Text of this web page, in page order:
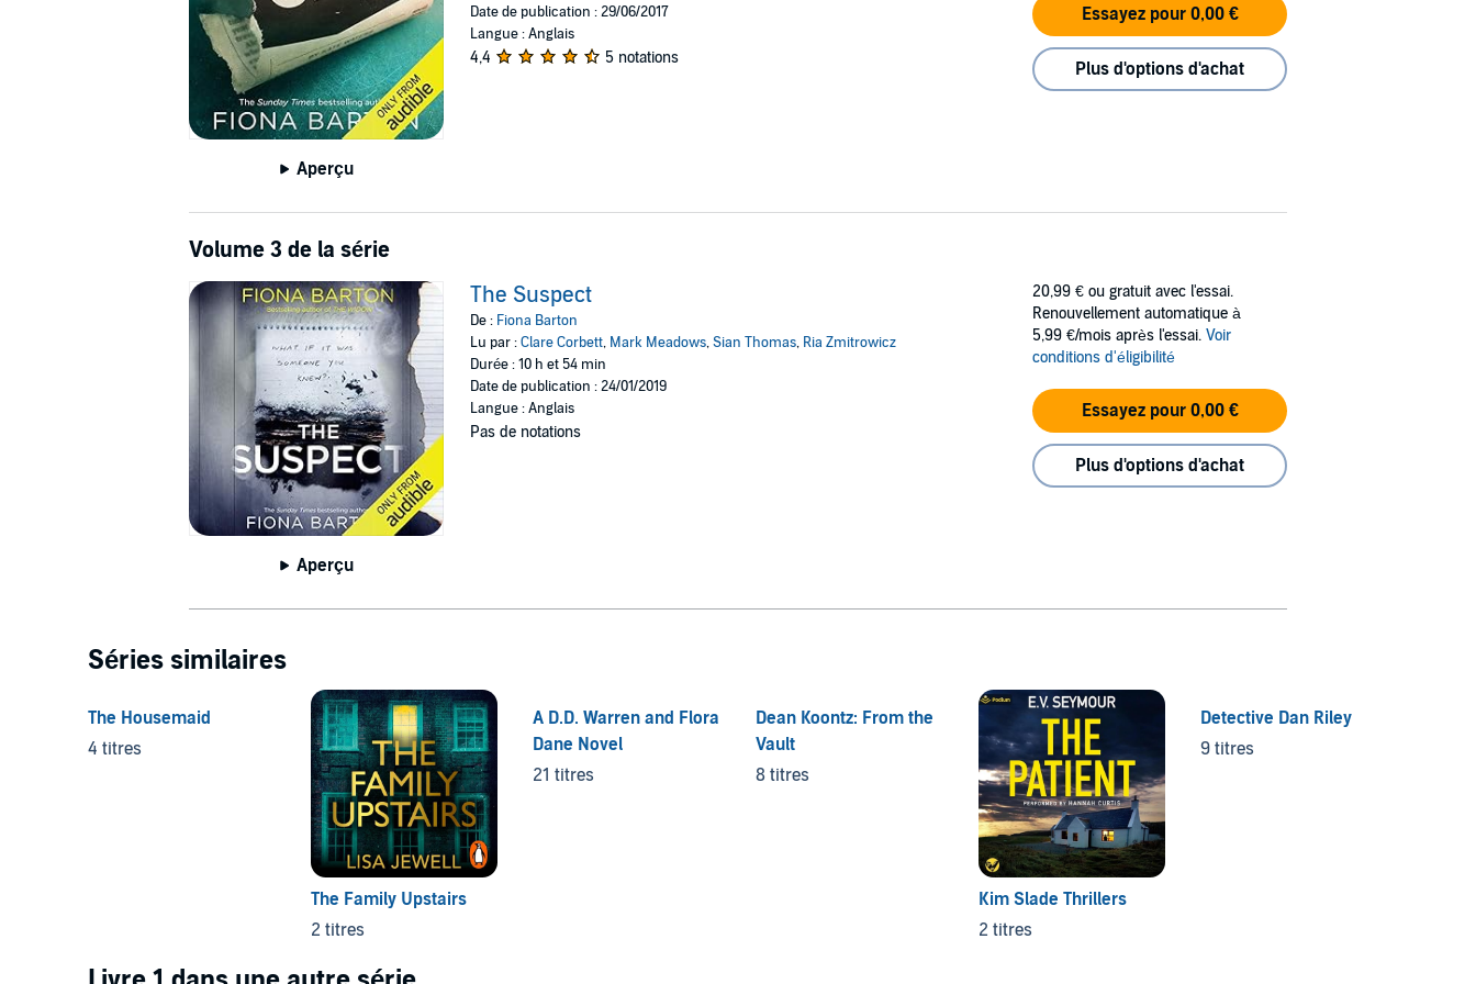
Aperçu
Date de publication : 29/06/2017
Langue : Anglais
4,4 5 notations
Essayez pour 0,00 €
Plus d'options d'achat
Volume 3 de la série
Aperçu
The Suspect
De : Fiona Barton
Lu par :Clare Corbett, Mark Meadows,Sian Thomas, Ria Zmitrowicz
Durée : 10 h et 54 min
Date de publication : 24/01/2019
Langue : Anglais
Pas de notations
20,99 € ou gratuit avec l'essai.
Renouvellement automatique à
5,99 €/mois après l'essai. Voir
conditions d'éligibilité
Essayez pour 0,00 €
Plus d'options d'achat
Séries similaires
The Housemaid
4 titres
The Family Upstairs
2 titres
A D.D. Warren and Flora
Dane Novel
21 titres
Dean Koontz: From the
Vault
8 titres
Kim Slade Thrillers
2 titres
Detective Dan Riley
9 titres